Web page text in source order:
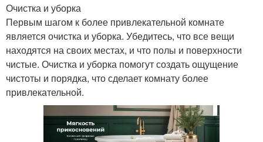
Очистка и уборка
Первым шагом к более привлекательной комнате
является очистка и уборка. Убедитесь, что все вещи
находятся на своих местах, и что полы и поверхности
чистые. Очистка и уборка помогут создать ощущение
чистоты и порядка, что сделает комнату более
привлекательной.